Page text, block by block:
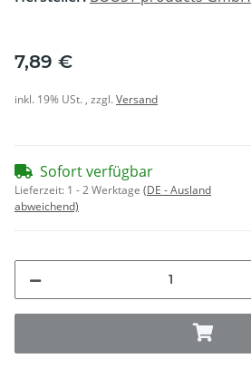
7,89 €
inkl. 19% USt. , zzgl.Versand
Sofort verfügbar
Lieferzeit: 1 - 2 Werktage (DE - Ausland
abweichend)